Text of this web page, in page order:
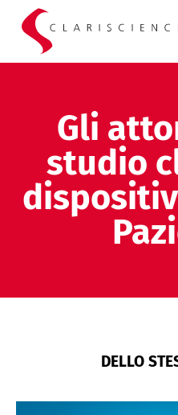
Gli
studio
DELLO